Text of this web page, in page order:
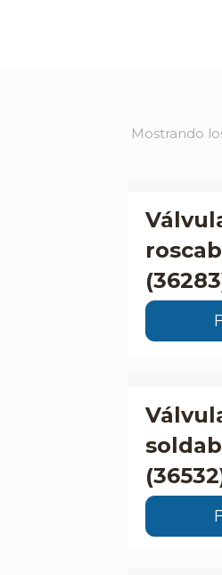
Mostrando